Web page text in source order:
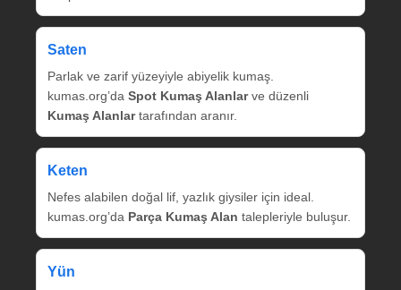
Saten
Parlak ve zarif yüzeyiyle abiyelik kumaş.
kumas.org’da Spot Kumaş Alanlarve düzenli
Kumaş Alanlartarafından aranır.
Keten
Nefes alabilen doğal lif, yazlık giysiler için ideal.
kumas.org’da Parça Kumaş Alan talepleriyle buluşur.
Yün